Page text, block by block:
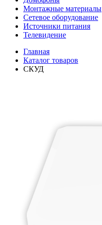
Монтажные материалы
Сетевое оборудование
Источники питания
Телевидение
Главная
Каталог товаров
СКУД